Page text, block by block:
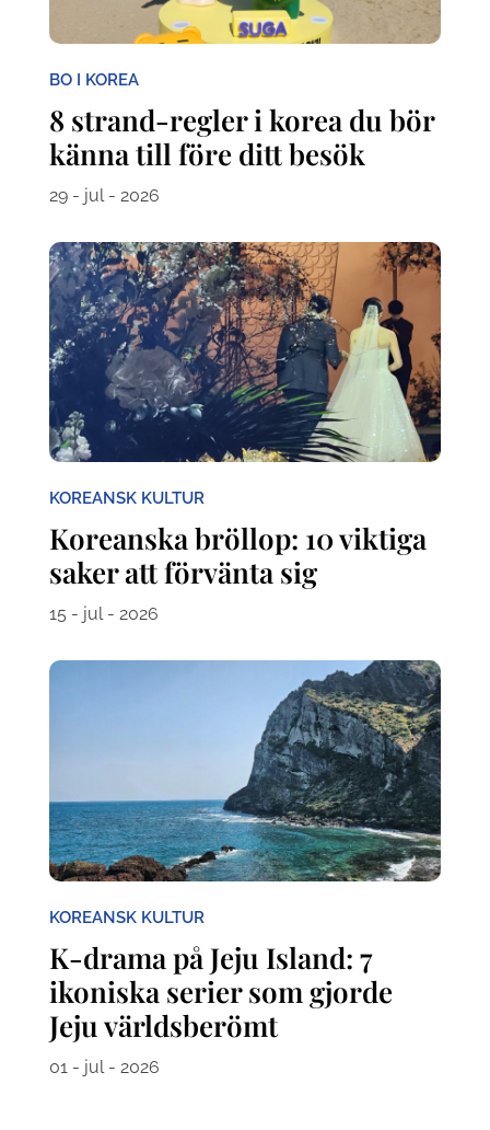
BO I KOREA
8 strand-regler i korea du bör
känna till före ditt besök
29 - jul - 2026
KOREANSK KULTUR
Koreanska bröllop: 10 viktiga
saker att förvänta sig
15 - jul - 2026
KOREANSK KULTUR
K-drama på Jeju Island: 7
ikoniska serier som gjorde
Jeju världsberömt
01 - jul - 2026